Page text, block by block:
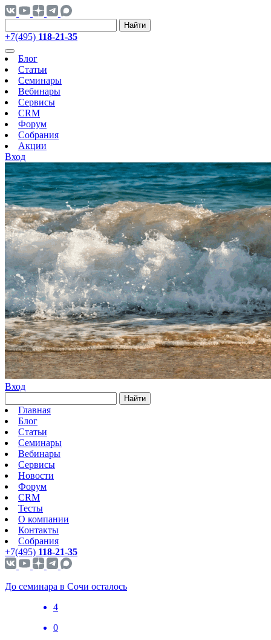
Найти
+7(495) 118-21-35
Блог
Статьи
Семинары
Вебинары
Сервисы
CRM
Форум
Собрания
Акции
Вход
Вход
Найти
Главная
Блог
Статьи
Семинары
Вебинары
Сервисы
Новости
Форум
CRM
Тесты
О компании
Контакты
Собрания
+7(495) 118-21-35
До семинара в Сочи осталось
4
0